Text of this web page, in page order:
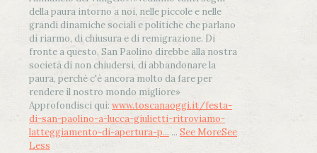
della paura intorno a noi, nelle piccole e nelle
grandi dinamiche sociali e politiche che parlano
di riarmo, di chiusura e di remigrazione. Di
fronte a questo, San Paolino direbbe alla nostra
società di non chiudersi, di abbandonare la
paura, perché c'è ancora molto da fare per
rendere il nostro mondo migliore»
Approfondisci qui: www.toscanaoggi.it/festa-
di-san-paolino-a-lucca-giulietti-ritroviamo-
latteggiamento-di-apertura-p... ... See MoreSee
Less